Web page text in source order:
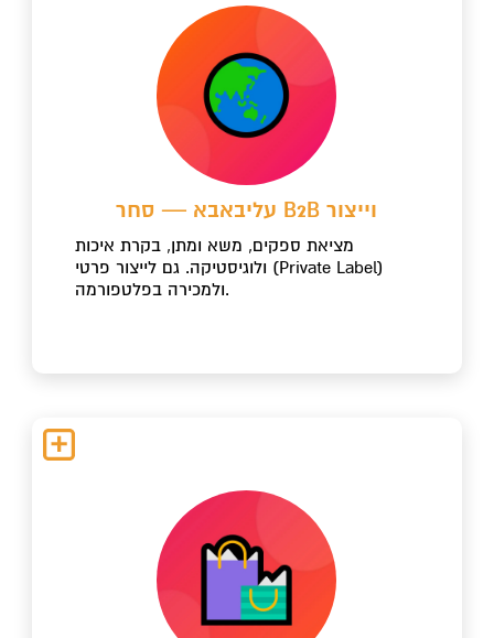
עליבאבא — סחר B2B וייצור
מציאת ספקים, משא ומתן, בקרת איכות
ולוגיסטיקה. גם לייצור פרטי (Private Label)
ולמכירה בפלטפורמה.